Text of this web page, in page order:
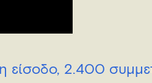
είσοδο, 2.400